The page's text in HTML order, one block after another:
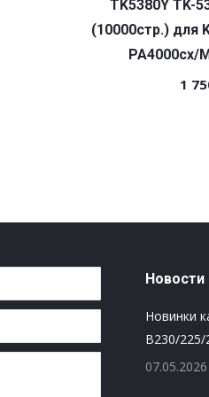
TK5380Y TK-
(10000стр.) для
PA4000cx/
1
Новости
Новинки
B230/225/
07.05.2026